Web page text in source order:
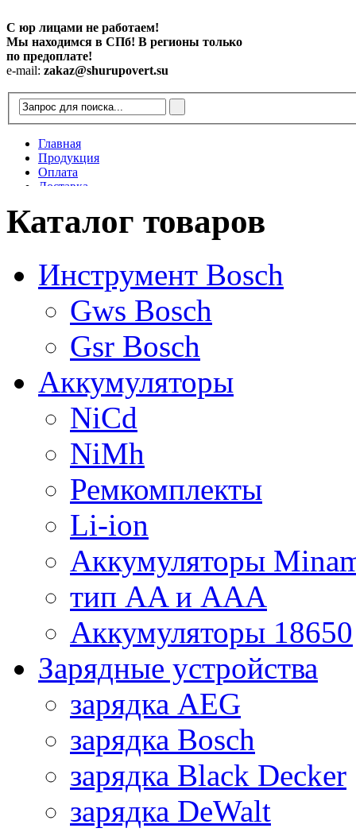
С юр лицами не работаем!
Мы находимся в СПб! В регионы только
по предоплате!
e-mail: zakaz@shurupovert.su
Главная
Продукция
Оплата
Доставка
Статьи
Каталог товаров
Инструмент Bosch
Gws Bosch
Gsr Bosch
Аккумуляторы
NiCd
NiMh
Ремкомплекты
Li-ion
Аккумуляторы
тип AA и AAA
Аккумуляторы 18650
Зарядные устройства
зарядка AEG
зарядка Bosch
зарядка Black Decker
зарядка DeWalt